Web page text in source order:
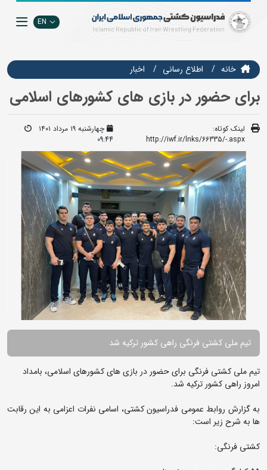
EN
خانه اطلاع رسانی اخبار
برای حضور در بازی های کشورهای اسلامی
لینک کوتاه:
http://iwf.ir/lnks/66335/-.aspx
چهارشنبه ۱۹ مرداد ۱۴۰۱
09:44
تیم ملی کشتی فرنگی راهی کشور ترکیه شد
تیم ملی کشتی فرنگی برای حضور در بازی های کشورهای اسلامی، بامداد
امروز راهی کشور ترکیه شد.
به گزارش روابط عمومی فدراسیون کشتی، اسامی نفرات اعزامی به این رقابت
ها به شرح زیر است:
کشتی فرنگی: